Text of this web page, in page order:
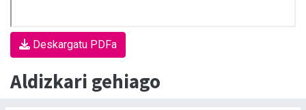
Deskargatu PDFa
Aldizkari gehiago